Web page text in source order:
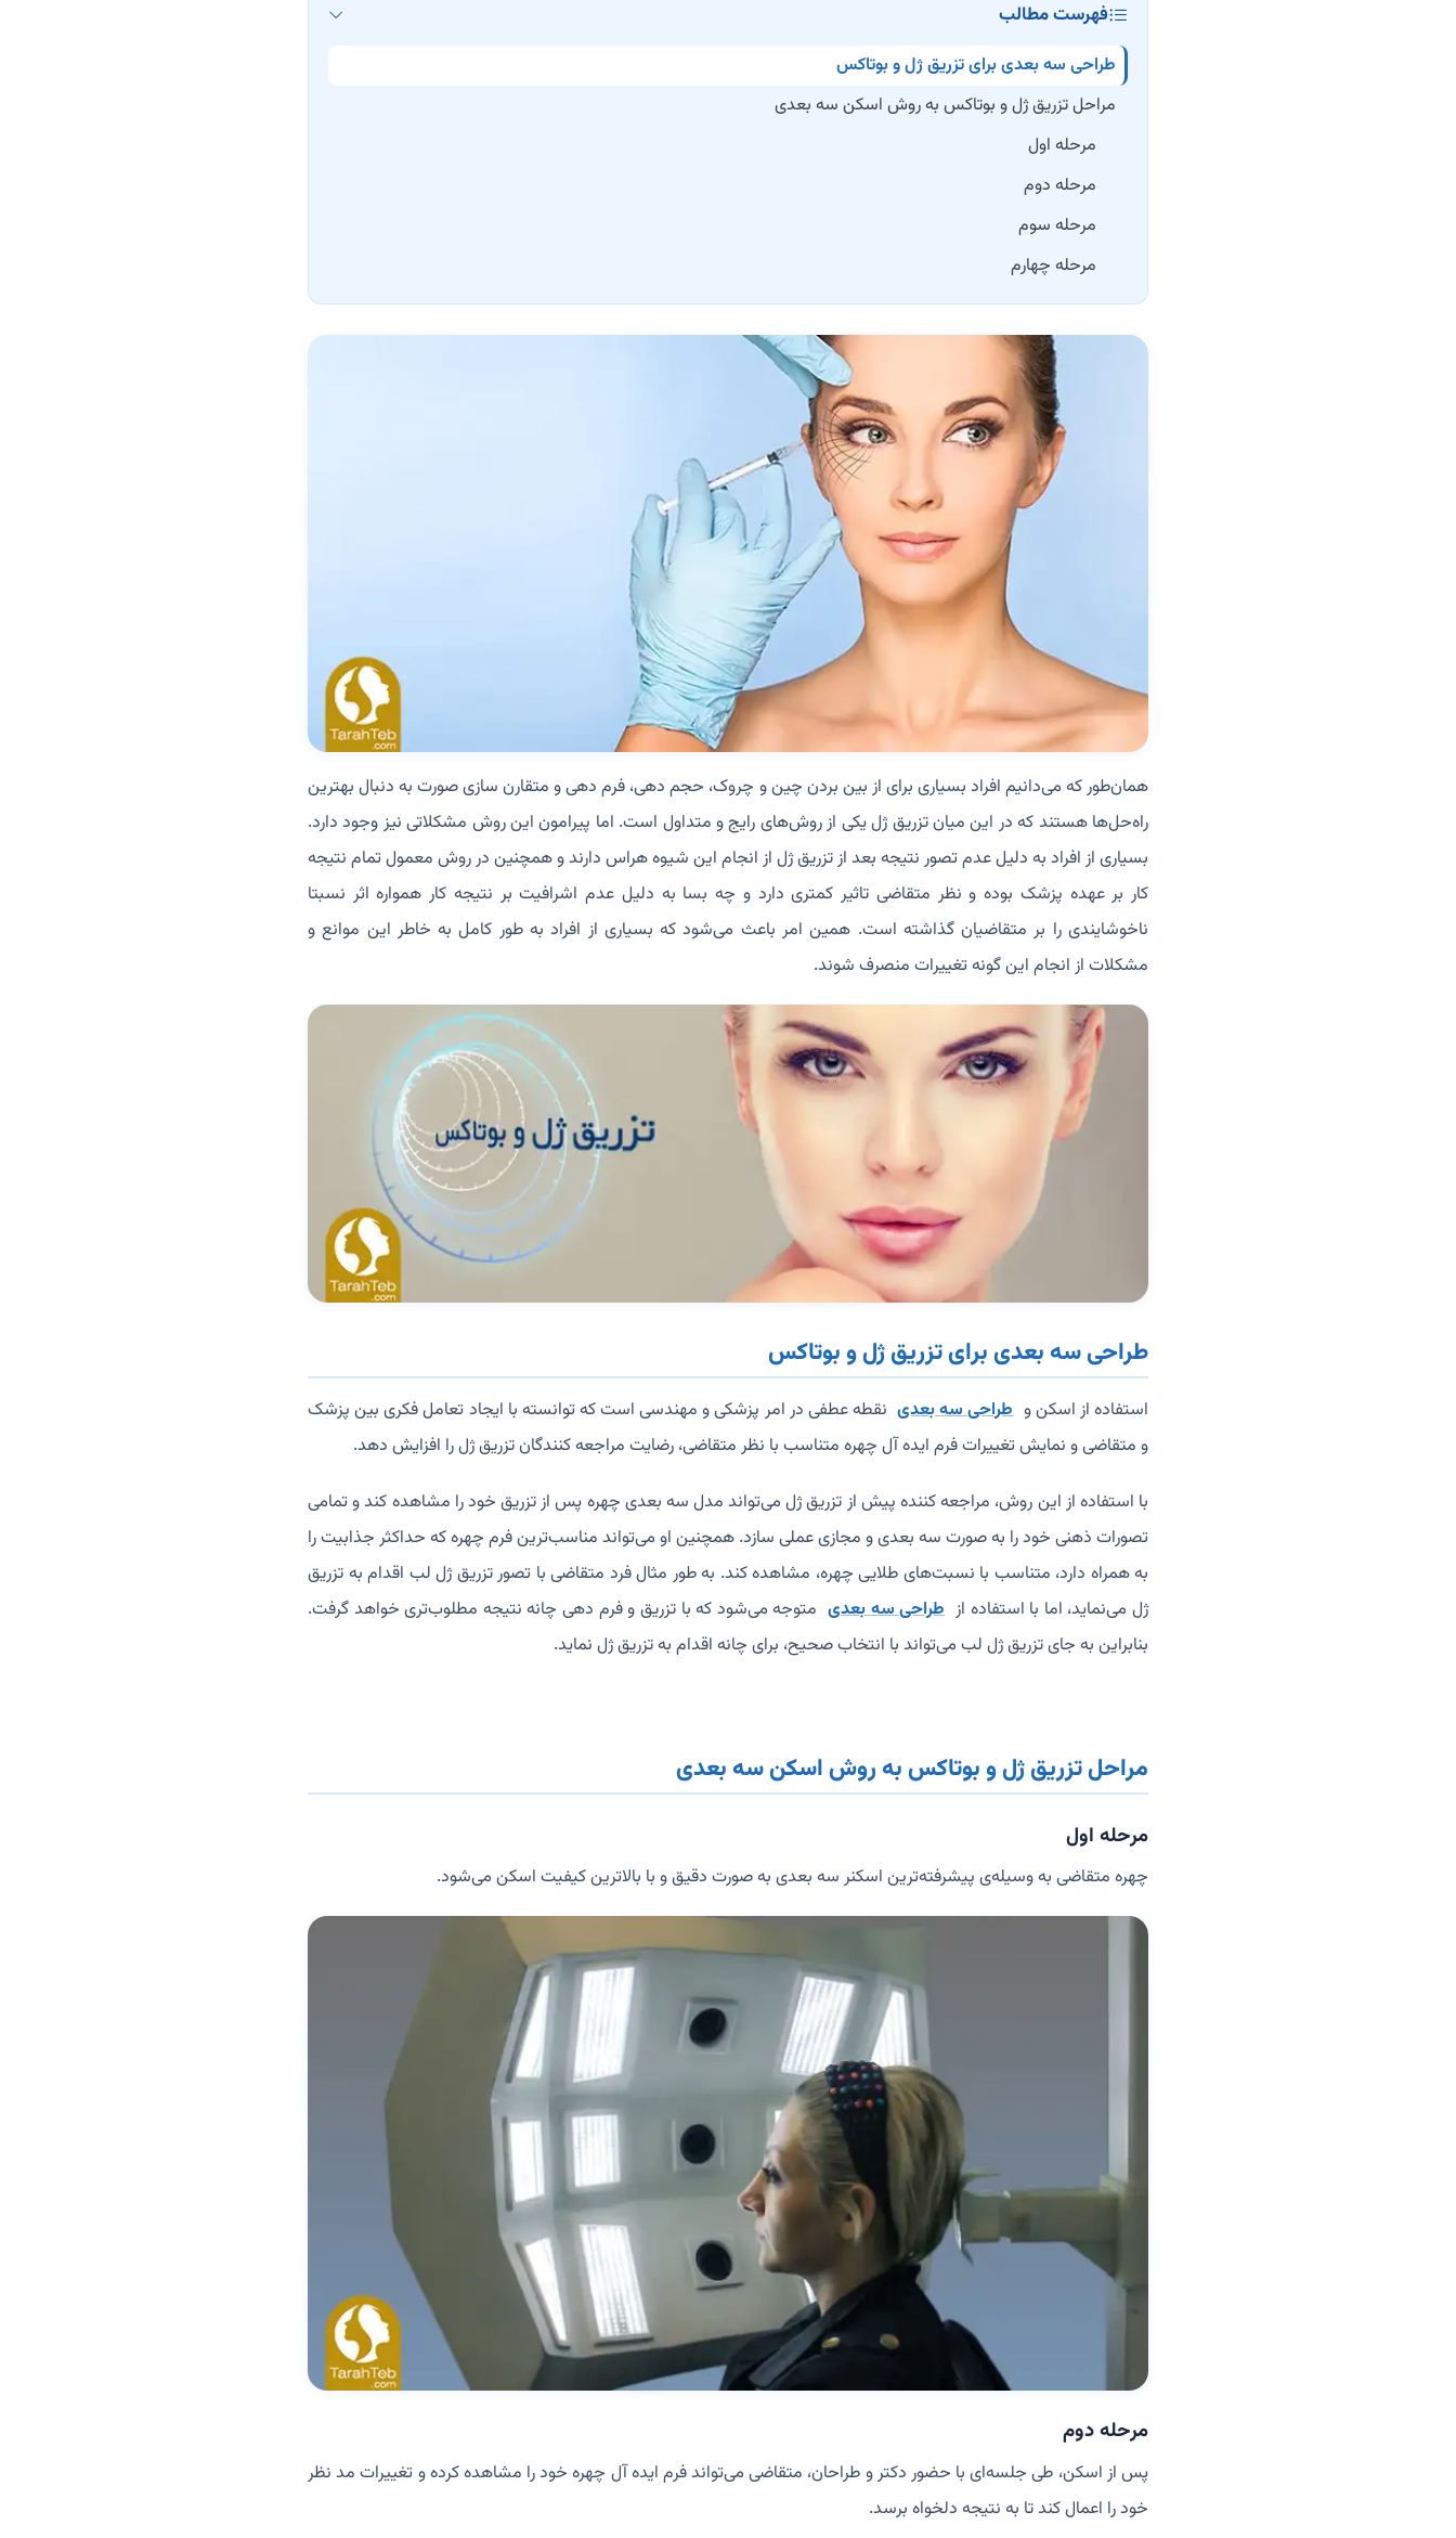
فهرست مطالب
طراحی سه بعدی برای تزریق ژل و بوتاکس
مراحل تزریق ژل و بوتاکس به روش اسکن سه بعدی
مرحله اول
مرحله دوم
مرحله سوم
مرحله چهارم
همان‌طور که می‌دانیم افراد بسیاری برای از بین بردن چین و چروک، حجم دهی، فرم دهی و متقارن سازی صورت به دنبال بهترین
راه‌حل‌ها هستند که در این میان تزریق ژل یکی از روش‌های رایج و متداول است. اما پیرامون این روش مشکلاتی نیز وجود دارد.
بسیاری از افراد به دلیل عدم تصور نتیجه بعد از تزریق ژل از انجام این شیوه هراس دارند و همچنین در روش معمول تمام نتیجه
کار بر عهده پزشک بوده و نظر متقاضی تاثیر کمتری دارد و چه بسا به دلیل عدم اشرافیت بر نتیجه کار همواره اثر نسبتا
ناخوشایندی را بر متقاضیان گذاشته است. همین امر باعث می‌شود که بسیاری از افراد به طور کامل به خاطر این موانع و
مشکلات از انجام این گونه تغییرات منصرف شوند.
طراحی سه بعدی برای تزریق ژل و بوتاکس
استفاده از اسکن و طراحی سه بعدی نقطه عطفی در امر پزشکی و مهندسی است که توانسته با ایجاد تعامل فکری بین پزشک
و متقاضی و نمایش تغییرات فرم ایده آل چهره متناسب با نظر متقاضی، رضایت مراجعه کنندگان تزریق ژل را افزایش دهد.
با استفاده از این روش، مراجعه کننده پیش از تزریق ژل می‌تواند مدل سه بعدی چهره پس از تزریق خود را مشاهده کند و تمامی
تصورات ذهنی خود را به صورت سه بعدی و مجازی عملی سازد. همچنین او می‌تواند مناسب‌ترین فرم چهره که حداکثر جذابیت را
به همراه دارد، متناسب با نسبت‌های طلایی چهره، مشاهده کند. به طور مثال فرد متقاضی با تصور تزریق ژل لب اقدام به تزریق
ژل می‌نماید، اما با استفاده از طراحی سه بعدی متوجه می‌شود که با تزریق و فرم دهی چانه نتیجه مطلوب‌تری خواهد گرفت.
بنابراین به جای تزریق ژل لب می‌تواند با انتخاب صحیح، برای چانه اقدام به تزریق ژل نماید.
مراحل تزریق ژل و بوتاکس به روش اسکن سه بعدی
مرحله اول
چهره متقاضی به وسیله‌ی پیشرفته‌ترین اسکنر سه بعدی به صورت دقیق و با بالاترین کیفیت اسکن می‌شود.
مرحله دوم
پس از اسکن، طی جلسه‌ای با حضور دکتر و طراحان، متقاضی می‌تواند فرم ایده آل چهره خود را مشاهده کرده و تغییرات مد نظر
خود را اعمال کند تا به نتیجه دلخواه برسد.